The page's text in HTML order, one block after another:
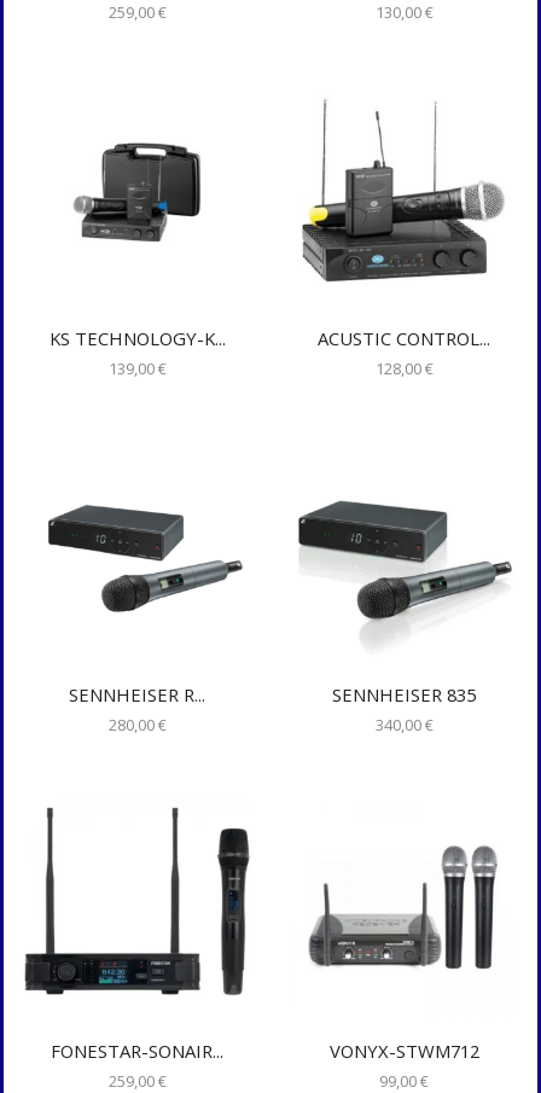
259,00€ 130,00€
KS TECHNOLOGY-K...
139,00€
ACUSTIC CONTROL...
128,00€
SENNHEISER R...
280,00€
SENNHEISER 835
340,00€
FONESTAR-SONAIR...
259,00€
VONYX-STWM712
99,00€